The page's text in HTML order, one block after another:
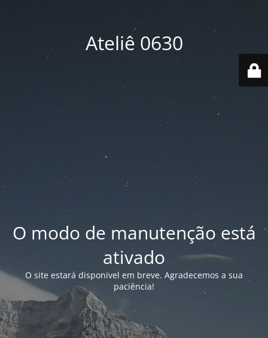
Ateliê 0630
O modo de manutenção está
ativado
O site estará disponivel em breve. Agradecemos a sua
paciência!